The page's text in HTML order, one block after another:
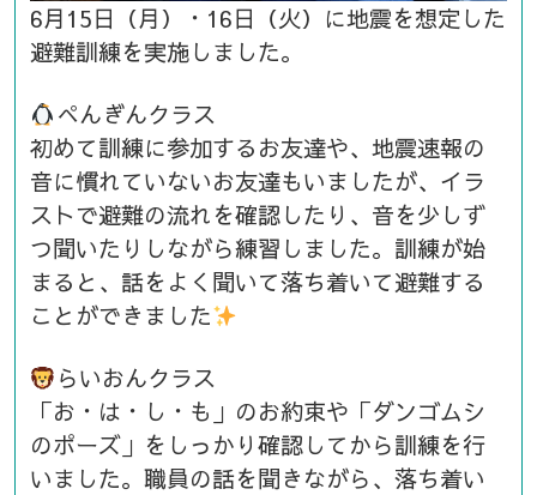
6月15日（月）・16日（火）に地震を想定した
避難訓練を実施しました。
ぺんぎんクラス
初めて訓練に参加するお友達や、地震速報の
音に慣れていないお友達もいましたが、イラ
ストで避難の流れを確認したり、音を少しず
つ聞いたりしながら練習しました。訓練が始
まると、話をよく聞いて落ち着いて避難する
ことができました
らいおんクラス
「お・は・し・も」のお約束や「ダンゴムシ
のポーズ」をしっかり確認してから訓練を行
いました。職員の話を聞きながら、落ち着い